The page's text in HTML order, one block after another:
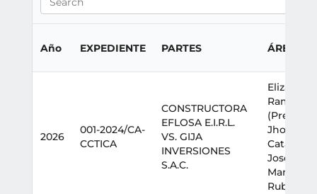
Año EXPEDIENTE PARTES
2026
001-2024/CA-
CCTICA
CONSTRUCTORA
EFLOSA E.I.R.L.
VS. GIJA
INVERSIONES
S.A.C.
Ramos
Jhoel
Catalán
José Luis
Rubín